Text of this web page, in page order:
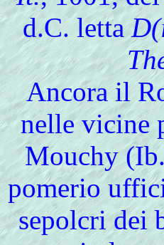
d.C. letta
Ancora il
nelle vicine
Mouchy
pomerio
sepolcri dei